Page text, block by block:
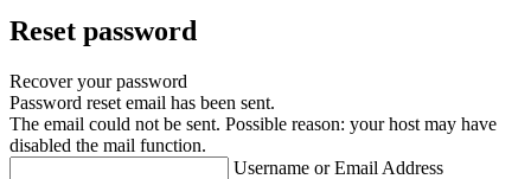
Reset password
Recover your password
Password reset email has been sent.
The email could not be sent. Possible reason: your host may have
disabled the mail function.
Username or Email Address